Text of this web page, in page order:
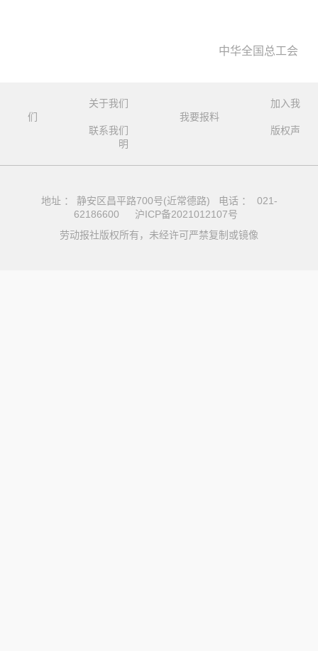
中华全国总工会
关于我们
加入我
们
我要报料
联系我们
版权声
明
地址 ： 静安区昌平路700号(近常德路) 电话 ： 021-
62186600
沪ICP备2021012107号
劳动报社版权所有，未经许可严禁复制或镜像